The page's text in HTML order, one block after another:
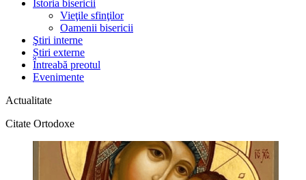
Istoria bisericii
Vieţile sfinţilor
Oamenii bisericii
Ştiri interne
Știri externe
Întreabă preotul
Evenimente
Actualitate
Citate Ortodoxe